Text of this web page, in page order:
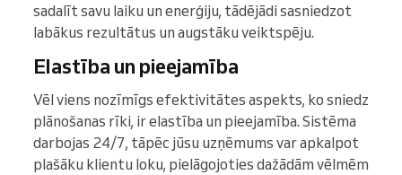
sadalīt savu laiku un enerģiju, tādējādi sasniedzot
labākus rezultātus un augstāku veiktspēju.
Elastība un pieejamība
Vēl viens nozīmīgs efektivitātes aspekts, ko sniedz
plānošanas rīki, ir elastība un pieejamība. Sistēma
darbojas 24/7, tāpēc jūsu uzņēmums var apkalpot
plašāku klientu loku, pielāgojoties dažādām vēlmēm